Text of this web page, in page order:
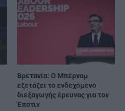
Βρετανία: Ο Μπέρναμ
εξετάζει το ενδεχόμενο
διεξαγωγής έρευνας για τον
Έπστιν